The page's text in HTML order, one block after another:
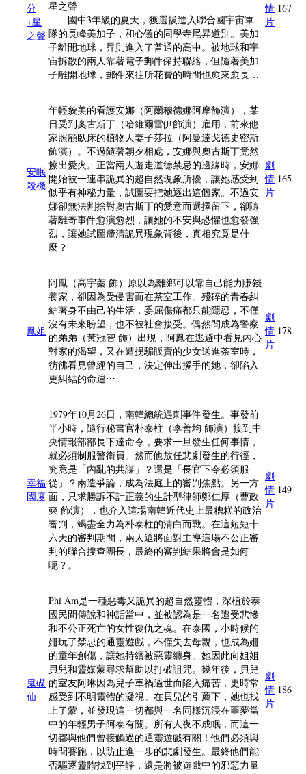
分
+星
之聲
星之聲
國中3年級的夏天，獲選拔進入聯合國宇宙軍
隊的長峰美加子，和心儀的同學寺尾昇道別。美加
子離開地球，昇則進入了普通的高中。被地球和宇
宙拆散的兩人靠著電子郵件保持聯絡，但隨著美加
子離開地球，郵件來往所花費的時間也愈來愈長…
情
片
167
安眠
殺機
年輕貌美的看護安娜（阿爾穆德娜阿摩飾演），某
日受到奧古斯丁（哈維爾雷伊飾演）雇用，前來他
家照顧臥床的植物人妻子莎拉（阿曼達戈德史密斯
飾演）。不過隨著朝夕相處，安娜與奧古斯丁竟然
擦出愛火。正當兩人遊走道德禁忌的邊緣時，安娜
開始被一連串詭異的超自然現象所擾，讓她感受到
似乎有神秘力量，試圖要把她逐出這個家。不過安
娜卻無法割捨對奧古斯丁的愛意而選擇留下，卻隨
著離奇事件愈演愈烈，讓她的不安與恐懼也愈發強
烈，讓她試圖釐清詭異現象背後，真相究竟是什
麼？
劇
情
片
165
鳳姐
阿鳳（高宇蓁 飾）原以為離鄉可以靠自己能力賺錢
養家，卻因為受侵害而在茶室工作。殘碎的青春糾
結著身不由己的生活，委屈傷痛都只能隱忍，不僅
沒有未來盼望，也不被社會接受。偶然間成為警察
的弟弟（黃冠智 飾）出現，阿鳳在逃避中看見內心
對家的渴望，又在遭拐騙販賣的少女送進茶室時，
彷彿看見曾經的自己，決定伸出援手的她，卻陷入
更糾結的命運⋯
劇
情
片
178
幸福
國度
1979年10月26日，南韓總統遇刺事件發生。事發前
半小時，隨行秘書官朴泰柱（李善均 飾演）接到中
央情報部部長下達命令，要求一旦發生任何事情，
就必須制服警衛員。然而他放任悲劇發生的行徑，
究竟是「內亂的共謀」？還是「長官下令必須服
從」？兩造爭論，成為法庭上的審判焦點。另一方
面，只求勝訴不計正義的生計型律師鄭仁厚（曹政
奭 飾演），也介入這場南韓近代史上最糟糕的政治
審判，竭盡全力為朴泰柱的清白而戰。在這短短十
六天的審判期間，兩人還將面對主導這場不公正審
判的聯合搜查團長，最終的審判結果將會是如何
呢？。
劇
情
片
149
鬼碟
仙
Phi Am是一種惡毒又詭異的超自然靈體，深植於泰
國民間傳說和神話當中，並被認為是一名遭受悲慘
和不公正死亡的女性復仇之魂。在泰國，小時候的
姍玩了禁忌的通靈遊戲，不僅失去母親，也成為姍
的童年創傷，讓她持續被惡靈纏身。她因此向姐姐
貝兒和靈媒蒙尋求幫助以打破詛咒。幾年後，貝兒
的室友阿琳因為兒子車禍過世而陷入痛苦，更時常
感受到不明靈體的凝視。在貝兒的引薦下，她也找
上了蒙，並發現這一切都與一名同樣沉浸在噩夢當
中的年輕男子阿泰有關。所有人夜不成眠，而這一
切都與他們曾接觸過的通靈遊戲有關！他們必須與
時間賽跑，以防止進一步的悲劇發生。最終他們能
否驅逐靈體找到平靜，還是將被遊戲中的邪惡力量
劇
情
片
186